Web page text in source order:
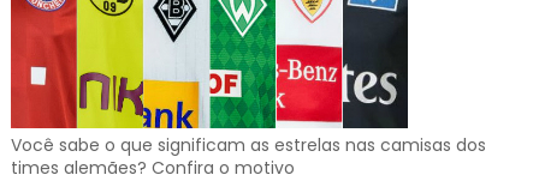
Você sabe o que significam as estrelas nas camisas dos
times alemães? Confira o motivo